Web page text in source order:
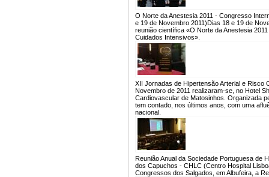
O Norte da Anestesia 2011 - Congresso
e 19 de Novembro 2011)Dias 18 e 19 de
reunião científica «O Norte da Anestesia
Cuidados Intensivos».
XII Jornadas de Hipertensão Arterial e Risco
Novembro de 2011 realizaram-se, no Hotel
Cardiovascular de Matosinhos. Organizada
tem contado, nos últimos anos, com uma
nacional.
Reunião Anual da Sociedade Portuguesa de
dos Capuchos - CHLC (Centro Hospital
Congressos dos Salgados, em Albufeira, a